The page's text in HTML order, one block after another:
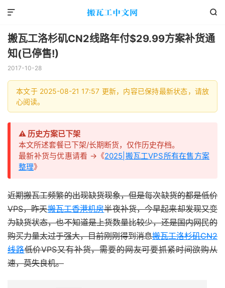


搬瓦工洛杉矶CN2线路年付$29.99方案补货通
知(已停售!)
2017-10-28
本文于 2025-08-21 17:57 更新，内容已保持最新状态，请放
心阅读。
⚠️ 历史方案已下架
本文所述套餐已下架/长期断货，仅作历史存档。
最新补货与优惠请看 →《2025|搬瓦工VPS所有在售方案
整理》
近期搬瓦工频繁的出现缺货现象，但是每次缺货的都是低价
VPS，昨天搬瓦工香港机房半夜补货，今早起来却发现又变
为缺货状态，也不知道是上货数量比较少，还是国内网民的
购买力量太过于强大，目前刚刚得到消息搬瓦工洛杉矶CN2
线路低价VPS又有补货，需要的网友可要抓紧时间欲购从
速，莫失良机。